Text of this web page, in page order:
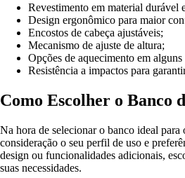
Revestimento em material durável
Design ergonômico para maior
Encostos de cabeça ajustáveis;
Mecanismo de ajuste de altura;
Opções de aquecimento em alguns
Resistência a impactos para
Como Escolher o Banco
Na hora de selecionar o banco ideal para
consideração o seu perfil de uso e
design ou funcionalidades adicionais,
suas necessidades.